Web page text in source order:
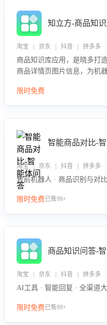
知立方-商品知
淘宝 | 京东 | 抖音 | 拼多多
商品知识库应用，是晓多打
商品详情页图片信息，为机
限时免费
智能商品对比-
淘宝 | 京东 | 抖音 | 拼多多
售前机器人 · 商品识别与对
限时免费已售99+
商品知识问答-
淘宝 | 京东 | 抖音 | 拼多多
AI工具 · 智能回复 · 全渠道
限时免费已售99+